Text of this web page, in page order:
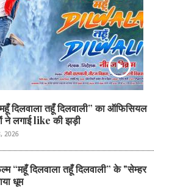
दिलवाला तहूँ दिलवाली” का ऑफिसियल
ने लगाई like की झड़ी
2026
“महूँ दिलवाला तहूँ दिलवाली” के "सेम्हर
धूम